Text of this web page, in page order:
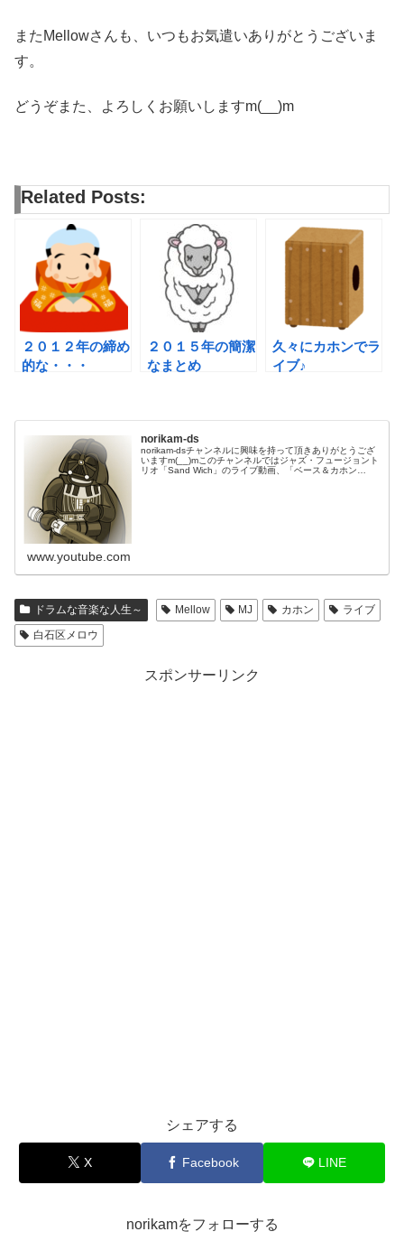
またMellowさんも、いつもお気遣いありがとうございま
す。
どうぞまた、よろしくお願いしますm(__)m
Related Posts:
２０１２年の締め
的な・・・
２０１５年の簡潔
なまとめ
久々にカホンでラ
イブ♪
norikam-ds
norikam-dsチャンネルに興味を持って頂きありがとうござ
いますm(__)mこのチャンネルではジャズ・フュージョント
リオ「Sand Wich」のライブ動画、「ベース＆カホン
www.youtube.com
ドラムな音楽な人生～ Mellow MJ カホン
ライブ
白石区メロウ
スポンサーリンク
シェアする
X Facebook LINE
norikamをフォローする